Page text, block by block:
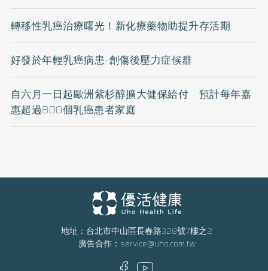
轉移性乳癌治療曙光！新化療藥物助提升存活期
好發於年輕乳癌病患-創傷後壓力症候群
自六月一日起歐洲紫杉醇擴大健保給付 預計每年嘉
惠超過800個乳癌患者家庭
地址：台北市中山區長春路328號7樓之2
廣告合作： service@uho.com.tw